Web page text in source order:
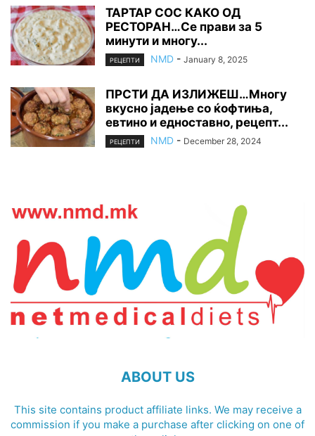
ТАРТАР СОС КАКО ОД
РЕСТОРАН…Се прави за 5
минути и многу...
РЕЦЕПТИ NMD - January 8, 2025
ПРСТИ ДА ИЗЛИЖЕШ…Многу
вкусно јадење со ќофтиња,
евтино и едноставно, рецепт...
РЕЦЕПТИ NMD - December 28, 2024
ABOUT US
This site contains product affiliate links. We may receive a
commission if you make a purchase after clicking on one of